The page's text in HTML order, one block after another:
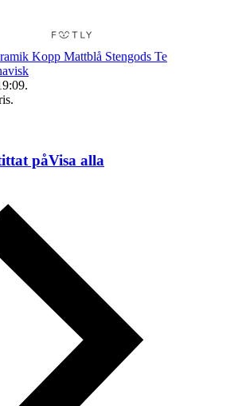
Kopp Mattblå Stengods Te
.
.
påVisa alla